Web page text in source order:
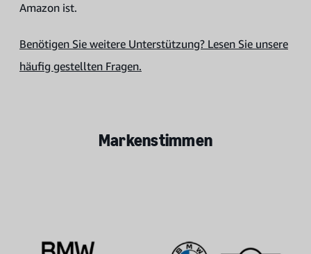
Amazon ist.
Benötigen Sie weitere Unterstützung? Lesen Sie unsere
häufig gestellten Fragen.
Markenstimmen